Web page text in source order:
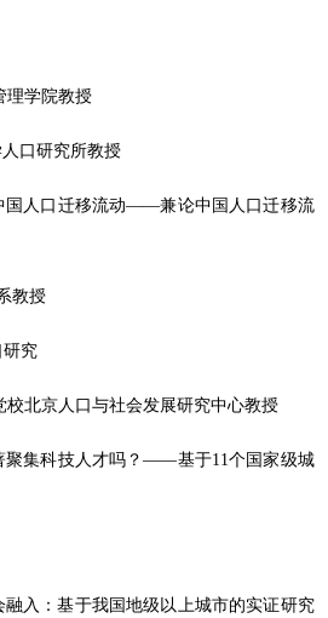
理学院教授
口研究所教授
国人口迁移流动——兼论中国人口迁移流
教授
研究
校北京人口与社会发展研究中心教授
聚集科技人才吗？——基于11个国家级城
入：基于我国地级以上城市的实证研究